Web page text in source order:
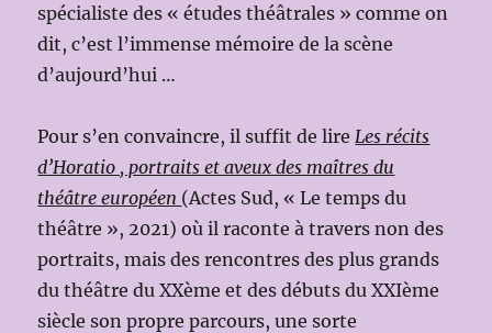
spécialiste des « études théâtrales » comme on
dit, c’est l’immense mémoire de la scène
d’aujourd’hui …
Pour s’en convaincre, il suffit de lire Les récits
d’Horatio , portraits et aveux des maîtres du
théâtre européen (Actes Sud, « Le temps du
théâtre », 2021) où il raconte à travers non des
portraits, mais des rencontres des plus grands
du théâtre du XXème et des débuts du XXIème
siècle son propre parcours, une sorte